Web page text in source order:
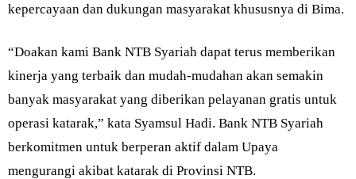
kepercayaan dan dukungan masyarakat khususnya di Bima.
“Doakan kami Bank NTB Syariah dapat terus memberikan
kinerja yang terbaik dan mudah-mudahan akan semakin
banyak masyarakat yang diberikan pelayanan gratis untuk
operasi katarak,” kata Syamsul Hadi. Bank NTB Syariah
berkomitmen untuk berperan aktif dalam Upaya
mengurangi akibat katarak di Provinsi NTB.